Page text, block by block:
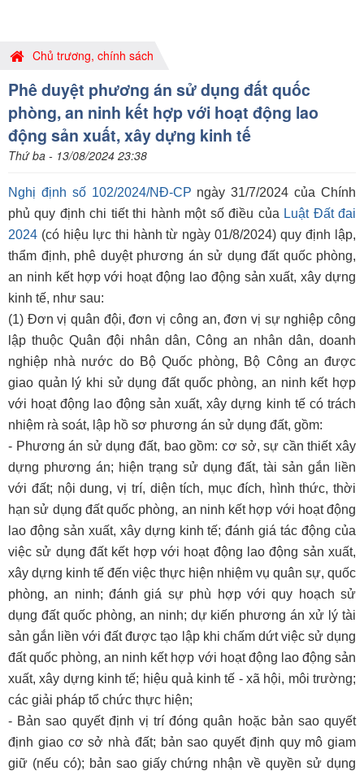
Chủ trương, chính sách
Phê duyệt phương án sử dụng đất quốc
phòng, an ninh kết hợp với hoạt động lao
động sản xuất, xây dựng kinh tế
Thứ ba - 13/08/2024 23:38
Nghị định số 102/2024/NĐ-CP ngày 31/7/2024 của Chính
phủ quy định chi tiết thi hành một số điều của Luật Đất đai
2024 (có hiệu lực thi hành từ ngày 01/8/2024) quy định lập,
thẩm định, phê duyệt phương án sử dụng đất quốc phòng,
an ninh kết hợp với hoạt động lao động sản xuất, xây dựng
kinh tế, như sau:
(1) Đơn vị quân đội, đơn vị công an, đơn vị sự nghiệp công
lập thuộc Quân đội nhân dân, Công an nhân dân, doanh
nghiệp nhà nước do Bộ Quốc phòng, Bộ Công an được
giao quản lý khi sử dụng đất quốc phòng, an ninh kết hợp
với hoạt động lao động sản xuất, xây dựng kinh tế có trách
nhiệm rà soát, lập hồ sơ phương án sử dụng đất, gồm:
- Phương án sử dụng đất, bao gồm: cơ sở, sự cần thiết xây
dựng phương án; hiện trạng sử dụng đất, tài sản gắn liền
với đất; nội dung, vị trí, diện tích, mục đích, hình thức, thời
hạn sử dụng đất quốc phòng, an ninh kết hợp với hoạt động
lao động sản xuất, xây dựng kinh tế; đánh giá tác động của
việc sử dụng đất kết hợp với hoạt động lao động sản xuất,
xây dựng kinh tế đến việc thực hiện nhiệm vụ quân sự, quốc
phòng, an ninh; đánh giá sự phù hợp với quy hoạch sử
dụng đất quốc phòng, an ninh; dự kiến phương án xử lý tài
sản gắn liền với đất được tạo lập khi chấm dứt việc sử dụng
đất quốc phòng, an ninh kết hợp với hoạt động lao động sản
xuất, xây dựng kinh tế; hiệu quả kinh tế - xã hội, môi trường;
các giải pháp tổ chức thực hiện;
- Bản sao quyết định vị trí đóng quân hoặc bản sao quyết
định giao cơ sở nhà đất; bản sao quyết định quy mô giam
giữ (nếu có); bản sao giấy chứng nhận về quyền sử dụng